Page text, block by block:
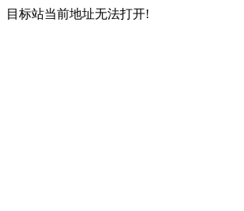
目标站当前地址无法打开!